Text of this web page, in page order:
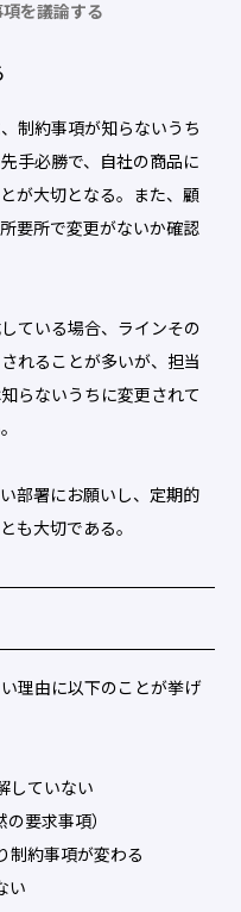
を議論する
制約事項が知らないうち
手必勝で、自社の商品に
が大切となる。また、顧
要所で変更がないか確認
ている場合、ラインその
れることが多いが、担当
らないうちに変更されて
部署にお願いし、定期的
も大切である。
理由に以下のことが挙げ
していない
要求事項）
制約事項が変わる
い